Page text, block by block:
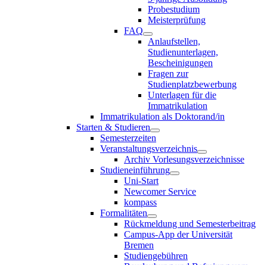
Probestudium
Meisterprüfung
FAQ
Anlaufstellen,
Studienunterlagen,
Bescheinigungen
Fragen zur
Studienplatzbewerbung
Unterlagen für die
Immatrikulation
Immatrikulation als Doktorand/in
Starten & Studieren
Semesterzeiten
Veranstaltungsverzeichnis
Archiv Vorlesungsverzeichnisse
Studieneinführung
Uni-Start
Newcomer Service
kompass
Formalitäten
Rückmeldung und Semesterbeitrag
Campus-App der Universität
Bremen
Studiengebühren